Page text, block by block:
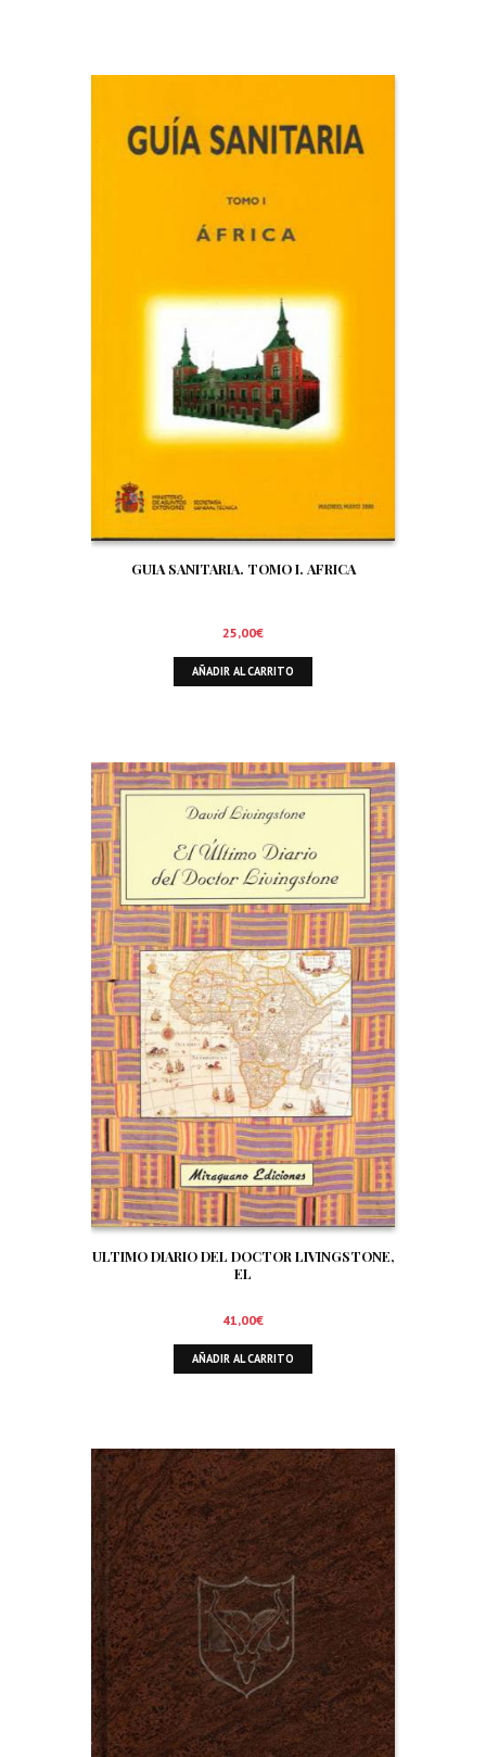
GUIA SANITARIA. TOMO I. AFRICA
25,00€
AÑADIR AL CARRITO
ULTIMO DIARIO DEL DOCTOR LIVINGSTONE,
EL
41,00€
AÑADIR AL CARRITO